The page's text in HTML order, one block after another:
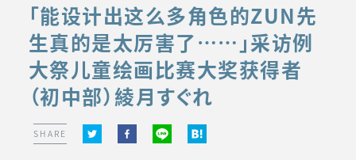
「能设计出这么多角色的ZUN先
生真的是太厉害了……」采访例
大祭儿童绘画比赛大奖获得者
（初中部）綾月すぐれ
SHARE